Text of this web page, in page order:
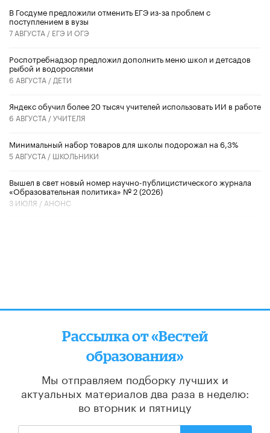
В Госдуме предложили отменить ЕГЭ из-за проблем с
поступлением в вузы
7 АВГУСТА / ЕГЭ И ОГЭ
Роспотребнадзор предложил дополнить меню школ и детсадов
рыбой и водорослями
6 АВГУСТА / ДЕТИ
​Яндекс обучил более 20 тысяч учителей использовать ИИ в работе
6 АВГУСТА /УЧИТЕЛЯ
Минимальный набор товаров для школы подорожал на 6,3%
5 АВГУСТА / ШКОЛЬНИКИ
Вышел в свет новый номер научно-публицистического журнала
«Образовательная политика» № 2 (2026)
3 ИЮЛЯ / АНОНС
Рассылка от «Вестей
образования»
Мы отправляем подборку лучших и
актуальных материалов два раза в неделю:
во вторник и пятницу